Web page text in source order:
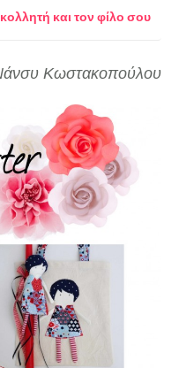
κολλητή και τον φίλο σου
Κωστακοπούλου